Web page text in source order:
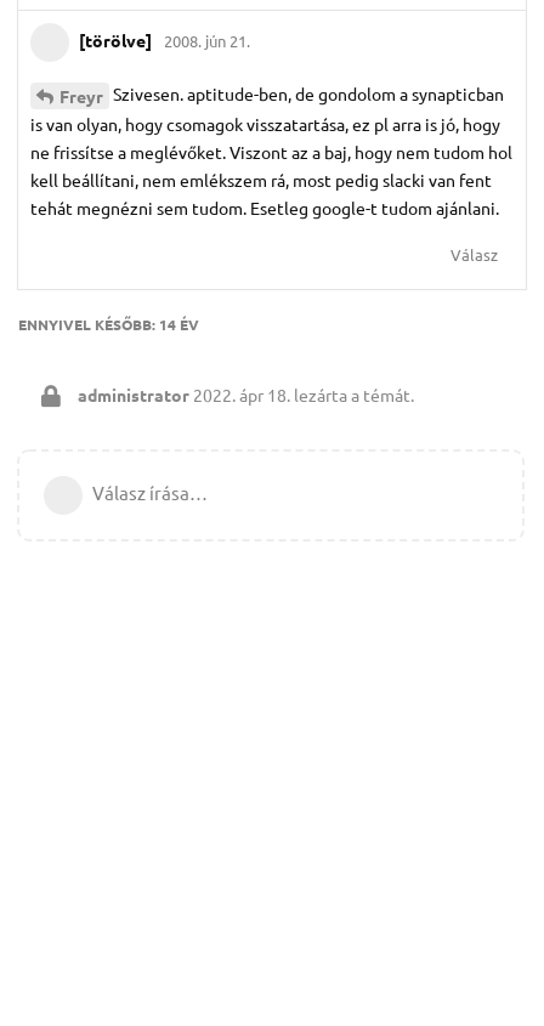
[törölve] 2008. jún 21.
Freyr Szivesen. aptitude-ben, de gondolom a synapticban
is van olyan, hogy csomagok visszatartása, ez pl arra is jó, hogy
ne frissítse a meglévőket. Viszont az a baj, hogy nem tudom hol
kell beállítani, nem emlékszem rá, most pedig slacki van fent
tehát megnézni sem tudom. Esetleg google-t tudom ajánlani.
Válasz
ENNYIVEL KÉSŐBB: 14 ÉV
administrator 2022. ápr 18. lezárta a témát.
Válasz írása…